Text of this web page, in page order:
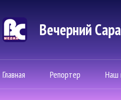
Вечерний
Главная Репортер Наш